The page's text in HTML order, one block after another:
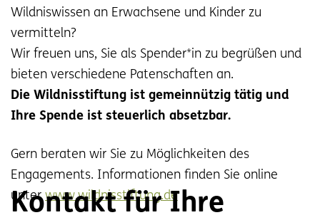
Wildniswissen an Erwachsene und Kinder zu
vermitteln?
Wir freuen uns, Sie als Spender*in zu begrüßen und
bieten verschiedene Patenschaften an.
Die Wildnisstiftung ist gemeinnützig tätig und
Ihre Spende ist steuerlich absetzbar.
Gern beraten wir Sie zu Möglichkeiten des
Engagements. Informationen finden Sie online
unterwww.wildnisstiftung.de
Kontakt für Ihre